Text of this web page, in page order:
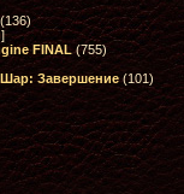
(136)
]
FINAL (755)
Шар: Завершение (101)